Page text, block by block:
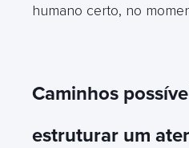
humano certo, no
Caminhos
estruturar um